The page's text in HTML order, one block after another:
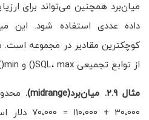
میان‌برد همچنین می‌تواند برای
داده عددی استفاده شود. این
کوچکترین مقادیر در مجموعه است.
از توابع تجمیعی SQL، max() و min()، آسان است.
مثال ۲.۹. میان‌برد(midrange).
۳۰،۰۰۰ +